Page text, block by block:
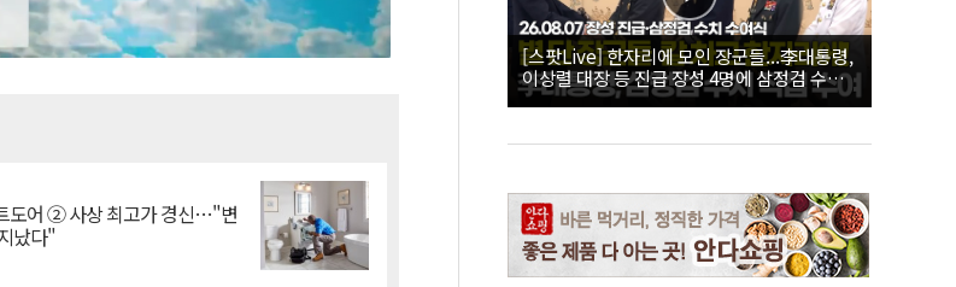
도어 ② 사상 최고가 경신…"변
났다"
[스팟Live] 한자리에 모인 장군들...李대통령,
이상렬 대장 등 진급 장성 4명에 삼정검 수치
직접 수여｜26.08.07 장성 진급·삼정검 수치